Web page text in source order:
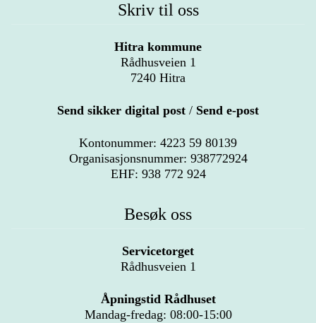
Skriv til oss
Hitra kommune
Rådhusveien 1
7240 Hitra
Send sikker digital post / Send e-post
Kontonummer: 4223 59 80139
Organisasjonsnummer: 938772924
EHF: 938 772 924
Besøk oss
Servicetorget
Rådhusveien 1
Åpningstid Rådhuset
Mandag-fredag: 08:00-15:00